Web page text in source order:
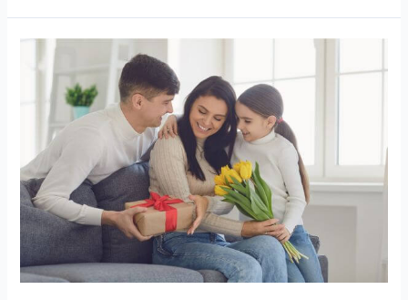
Presentes
para
Mães
que
cabe
no
bolso
demonstre